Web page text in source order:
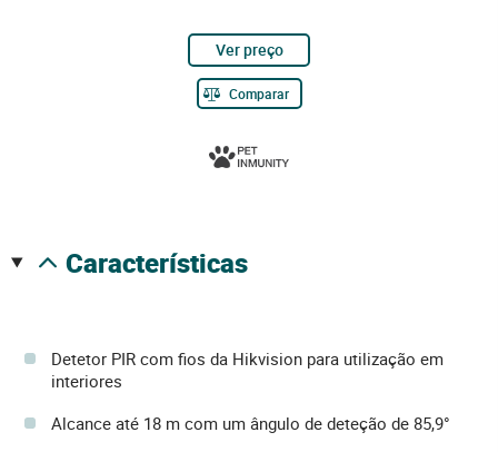
Ver preço
Comparar
características
Detetor PIR com fios da Hikvision para utilização em
interiores
Alcance até 18 m com um ângulo de deteção de 85,9°